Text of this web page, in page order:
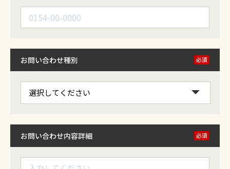
お問い合わせ種別 必須
お問い合わせ内容詳細 必須